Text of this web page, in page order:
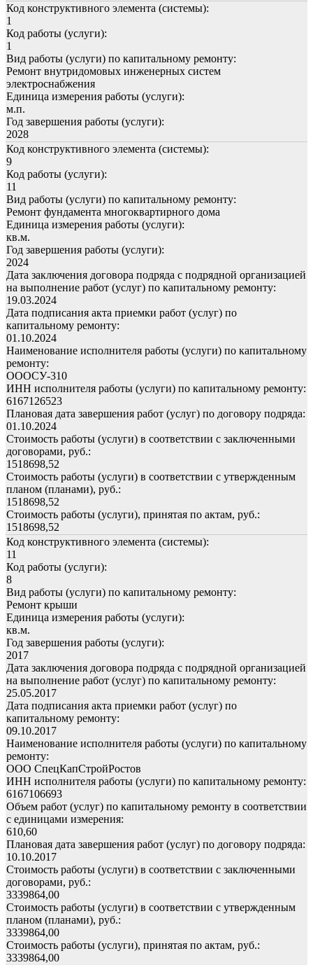
Код конструктивного элемента (системы):
1
Код работы (услуги):
1
Вид работы (услуги) по капитальному ремонту:
Ремонт внутридомовых инженерных систем
электроснабжения
Единица измерения работы (услуги):
м.п.
Год завершения работы (услуги):
2028
Код конструктивного элемента (системы):
9
Код работы (услуги):
11
Вид работы (услуги) по капитальному ремонту:
Ремонт фундамента многоквартирного дома
Единица измерения работы (услуги):
кв.м.
Год завершения работы (услуги):
2024
Дата заключения договора подряда с подрядной организацией
на выполнение работ (услуг) по капитальному ремонту:
19.03.2024
Дата подписания акта приемки работ (услуг) по
капитальному ремонту:
01.10.2024
Наименование исполнителя работы (услуги) по капитальному
ремонту:
ОООСУ-310
ИНН исполнителя работы (услуги) по капитальному ремонту:
6167126523
Плановая дата завершения работ (услуг) по договору подряда:
01.10.2024
Стоимость работы (услуги) в соответствии с заключенными
договорами, руб.:
1518698,52
Стоимость работы (услуги) в соответствии с утвержденным
планом (планами), руб.:
1518698,52
Стоимость работы (услуги), принятая по актам, руб.:
1518698,52
Код конструктивного элемента (системы):
11
Код работы (услуги):
8
Вид работы (услуги) по капитальному ремонту:
Ремонт крыши
Единица измерения работы (услуги):
кв.м.
Год завершения работы (услуги):
2017
Дата заключения договора подряда с подрядной организацией
на выполнение работ (услуг) по капитальному ремонту:
25.05.2017
Дата подписания акта приемки работ (услуг) по
капитальному ремонту:
09.10.2017
Наименование исполнителя работы (услуги) по капитальному
ремонту:
ООО СпецКапСтройРостов
ИНН исполнителя работы (услуги) по капитальному ремонту:
6167106693
Объем работ (услуг) по капитальному ремонту в соответствии
с единицами измерения:
610,60
Плановая дата завершения работ (услуг) по договору подряда:
10.10.2017
Стоимость работы (услуги) в соответствии с заключенными
договорами, руб.:
3339864,00
Стоимость работы (услуги) в соответствии с утвержденным
планом (планами), руб.:
3339864,00
Стоимость работы (услуги), принятая по актам, руб.:
3339864,00